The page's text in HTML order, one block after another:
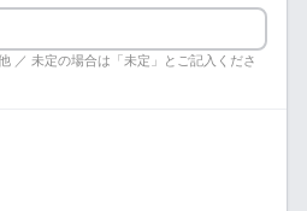
／ 未定の場合は「未定」とご記入くださ